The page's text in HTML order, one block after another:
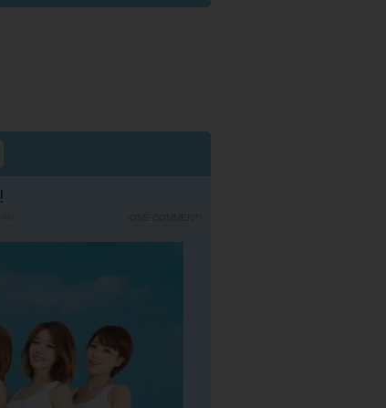
ONE COMMENT